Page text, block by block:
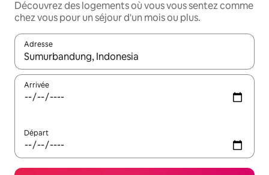
Découvrez des logements où vous vous sentez comme
chez vous pour un séjour d'un mois ou plus.
Adresse
Lorsque les résultats s'affichent, utilisez les flèches vers le
Arrivée
Départ